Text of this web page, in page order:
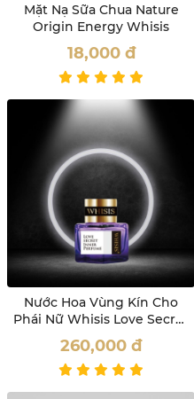
Mặt Nạ Sữa Chua Nature
Origin Energy Whisis
18,000 đ
Nước Hoa Vùng Kín Cho
Phái Nữ Whisis Love Secret
Inner Perfume
260,000 đ